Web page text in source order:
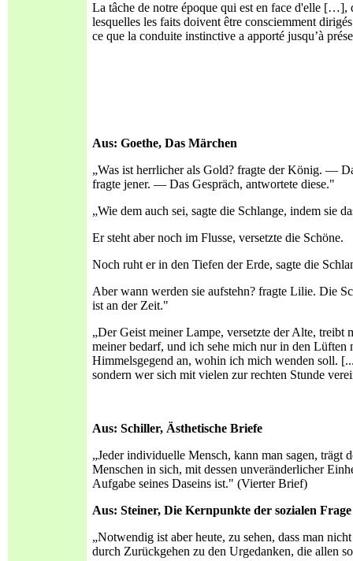
La tâche de notre époque qui est en face d'elle […],
lesquelles les faits doivent être consciemment
ce que la conduite instinctive a apporté jusqu’à
Aus: Goethe, Das Märchen
„Was ist herrlicher als Gold? fragte der König. —
fragte jener. — Das Gespräch, antwortete diese."
„Wie dem auch sei, sagte die Schlange, indem sie
Er steht aber noch im Flusse, versetzte die Schöne.
Noch ruht er in den Tiefen der Erde, sagte die
Aber wann werden sie aufstehn? fragte Lilie. Die
ist an der Zeit."
„Der Geist meiner Lampe, versetzte der Alte,
meiner bedarf, und ich sehe mich nur in den
Himmelsgegend an, wohin ich mich wenden soll.
sondern wer sich mit vielen zur rechten Stunde
Aus: Schiller, Ästhetische Briefe
„Jeder individuelle Mensch, kann man sagen, trägt
Menschen in sich, mit dessen unveränderlicher
Aufgabe seines Daseins ist." (Vierter Brief)
Aus: Steiner, Die Kernpunkte der sozialen Frage
„Notwendig ist aber heute, zu sehen, dass man
durch Zurückgehen zu den Urgedanken, die allen